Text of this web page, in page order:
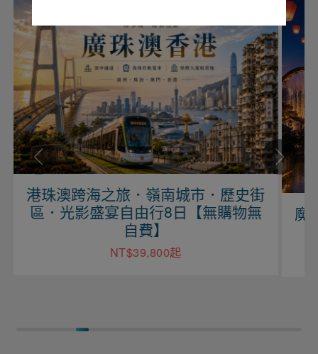
港珠澳跨海之旅．嶺南城市．歷史街
區．光影盛宴自由行8日【無購物無
自費】
NT$39,800起
魔